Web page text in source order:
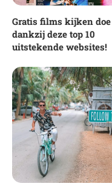
Gratis films kijken doe
dankzij deze top 10
uitstekende websites!